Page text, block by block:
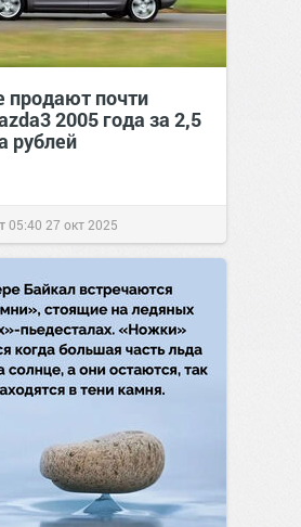
продают почти
2005 года за 2,5
рублей
05:40 27 окт 2025